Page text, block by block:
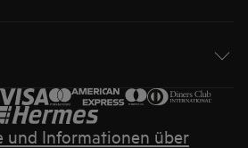
und Informationen über